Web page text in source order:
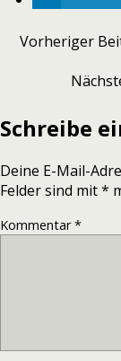
Vorheriger
Schreibe
Deine E-Mail-
Felder sind mit*
Kommentar*